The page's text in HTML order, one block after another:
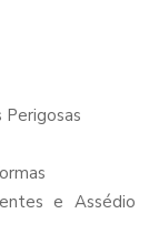
e Assédio